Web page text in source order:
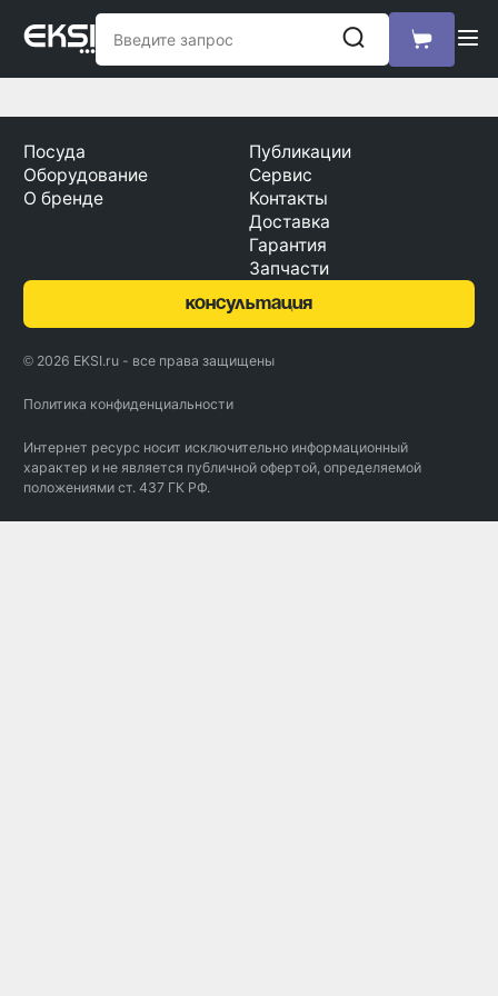
Посуда
Оборудование
О бренде
Публикации
Сервис
Контакты
Доставка
Гарантия
Запчасти
консультация
© 2026 EKSI.ru - все права защищены
Политика конфиденциальности
Интернет ресурс носит исключительно информационный
характер и не является публичной офертой, определяемой
положениями ст. 437 ГК РФ.